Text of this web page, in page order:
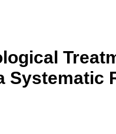
Systematic